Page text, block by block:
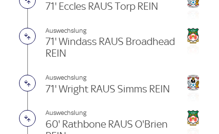
71' Eccles RAUS Torp REIN
Auswechslung
71' Windass RAUS Broadhead
REIN
Auswechslung
71' Wright RAUS Simms REIN
Auswechslung
60' Rathbone RAUS O'Brien